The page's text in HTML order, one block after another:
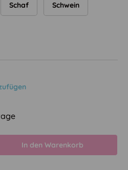
Schaf Schwein
In den Warenkorb